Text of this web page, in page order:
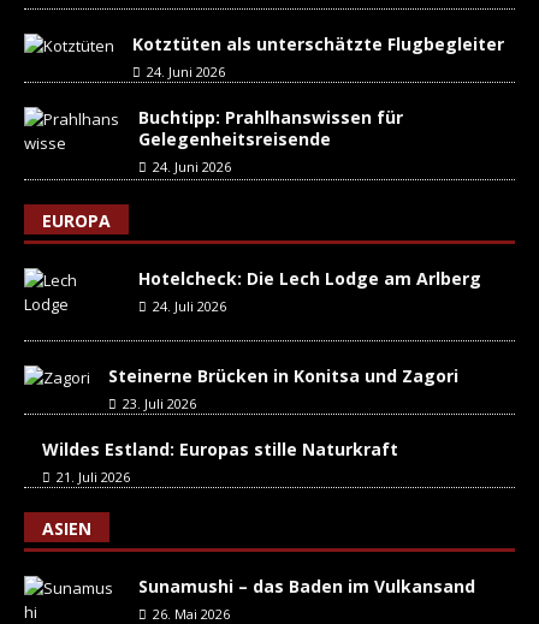
Kotztüten als unterschätzte Flugbegleiter
24. Juni 2026
Buchtipp: Prahlhanswissen für
Gelegenheitsreisende
24. Juni 2026
EUROPA
Hotelcheck: Die Lech Lodge am Arlberg
24. Juli 2026
Steinerne Brücken in Konitsa und Zagori
23. Juli 2026
Wildes Estland: Europas stille Naturkraft
21. Juli 2026
ASIEN
Sunamushi – das Baden im Vulkansand
26. Mai 2026